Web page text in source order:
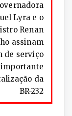
Lyra e o
Renan
assinam
de serviço
da
BR-232